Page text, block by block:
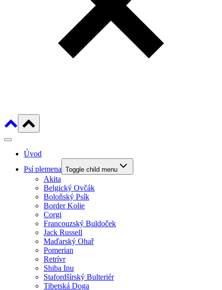
Úvod
Psí plemena Toggle child menu
Akita
Belgický Ovčák
Boloňský Psík
Border Kolie
Corgi
Francouzský Buldoček
Jack Russell
Maďarský Ohař
Pomerian
Retrívr
Shiba Inu
Stafordšírský Bulteriér
Tibetská Doga